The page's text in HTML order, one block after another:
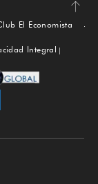
Subir
El Economista
Integral